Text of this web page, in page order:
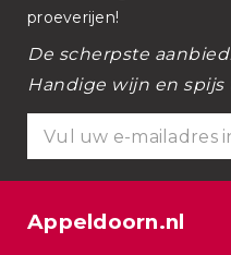
proeverijen!
De scherpste
Handige wijn en spijs
Appeldoorn.nl